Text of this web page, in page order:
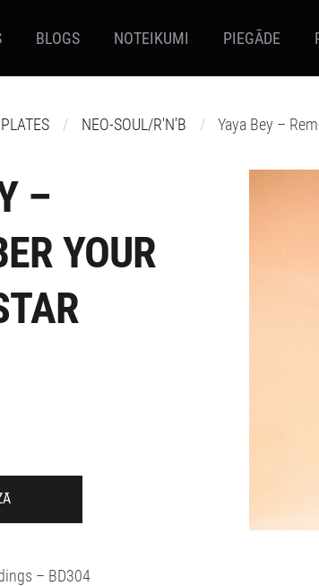
BLOGS NOTEIKUMI PIEGĀDE
NEO-SOUL/R'N'B Yaya Bey –
–
YOUR
– BD304